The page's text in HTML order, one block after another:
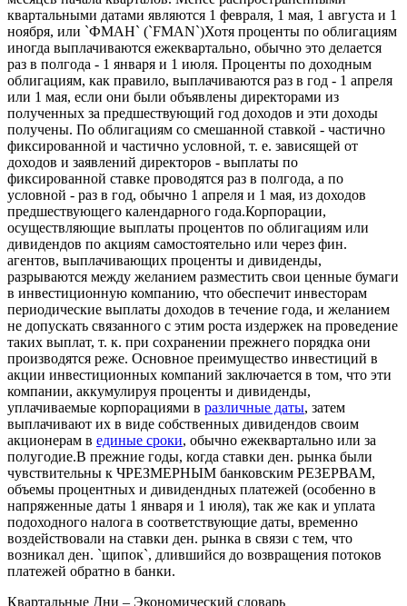
квартальными датами являются 1 февраля, 1 мая, 1 августа и 1
ноября, или `ФМАН` (`FMAN`)Хотя проценты по облигациям
иногда выплачиваются ежеквартально, обычно это делается
раз в полгода - 1 января и 1 июля. Проценты по доходным
облигациям, как правило, выплачиваются раз в год - 1 апреля
или 1 мая, если они были объявлены директорами из
полученных за предшествующий год доходов и эти доходы
получены. По облигациям со смешанной ставкой - частично
фиксированной и частично условной, т. е. зависящей от
доходов и заявлений директоров - выплаты по
фиксированной ставке проводятся раз в полгода, а по
условной - раз в год, обычно 1 апреля и 1 мая, из доходов
предшествующего календарного года.Корпорации,
осуществляющие выплаты процентов по облигациям или
дивидендов по акциям самостоятельно или через фин.
агентов, выплачивающих проценты и дивиденды,
разрываются между желанием разместить свои ценные бумаги
в инвестиционную компанию, что обеспечит инвесторам
периодические выплаты доходов в течение года, и желанием
не допускать связанного с этим роста издержек на проведение
таких выплат, т. к. при сохранении прежнего порядка они
производятся реже. Основное преимущество инвестиций в
акции инвестиционных компаний заключается в том, что эти
компании, аккумулируя проценты и дивиденды,
уплачиваемые корпорациями в различные даты, затем
выплачивают их в виде собственных дивидендов своим
акционерам в единые сроки, обычно ежеквартально или за
полугодие.В прежние годы, когда ставки ден. рынка были
чувствительны к ЧРЕЗМЕРНЫМ банковским РЕЗЕРВАМ,
объемы процентных и дивидендных платежей (особенно в
напряженные даты 1 января и 1 июля), так же как и уплата
подоходного налога в соответствующие даты, временно
воздействовали на ставки ден. рынка в связи с тем, что
возникал ден. `щипок`, длившийся до возвращения потоков
платежей обратно в банки.
Квартальные Дни – Экономический словарь